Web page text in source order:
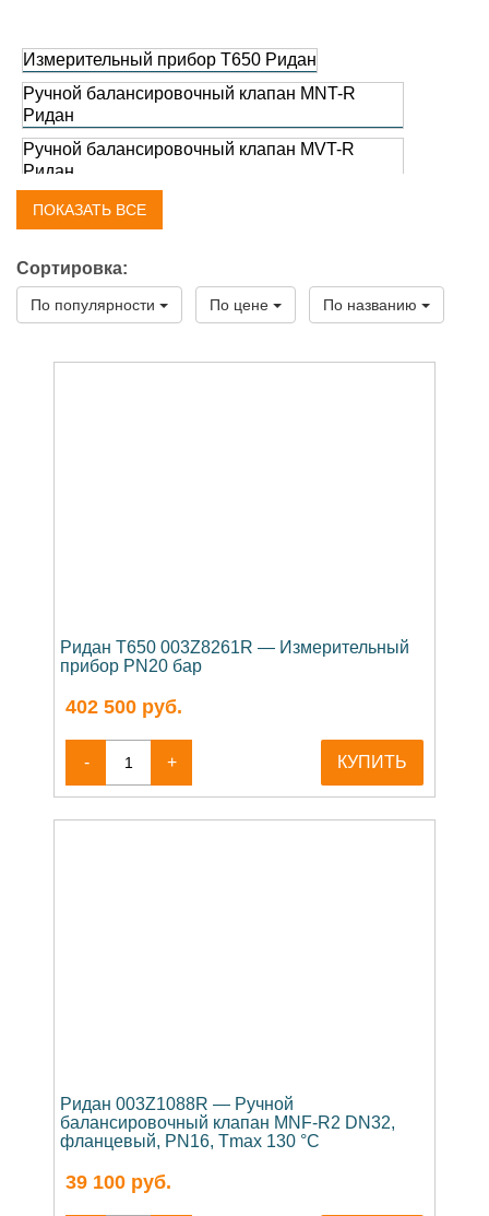
Измерительный прибор T650 Ридан
Ручной балансировочный клапан MNT-R
Ридан
Ручной балансировочный клапан MVT-R
Ридан
Ручной балансировочный клапан Ридан MNF-
R2 с фланцевым присоединением
ПОКАЗАТЬ ВСЕ
Сортировка:
По популярности По цене По названию
Ридан T650 003Z8261R — Измерительный
прибор PN20 бар
402 500 руб.
- + КУПИТЬ
Ридан 003Z1088R — Ручной
балансировочный клапан MNF-R2 DN32,
фланцевый, PN16, Tmax 130 °C
39 100 руб.